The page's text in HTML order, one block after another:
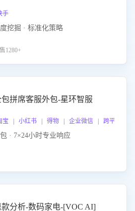
挖掘 · 标准化策略
1280+
拼席客服外包-星环智服
| 小红书 | 得物 | 企业微信 | 跨平台
· 7×24小时专业响应
款分析-数码家电-[VOC AI]